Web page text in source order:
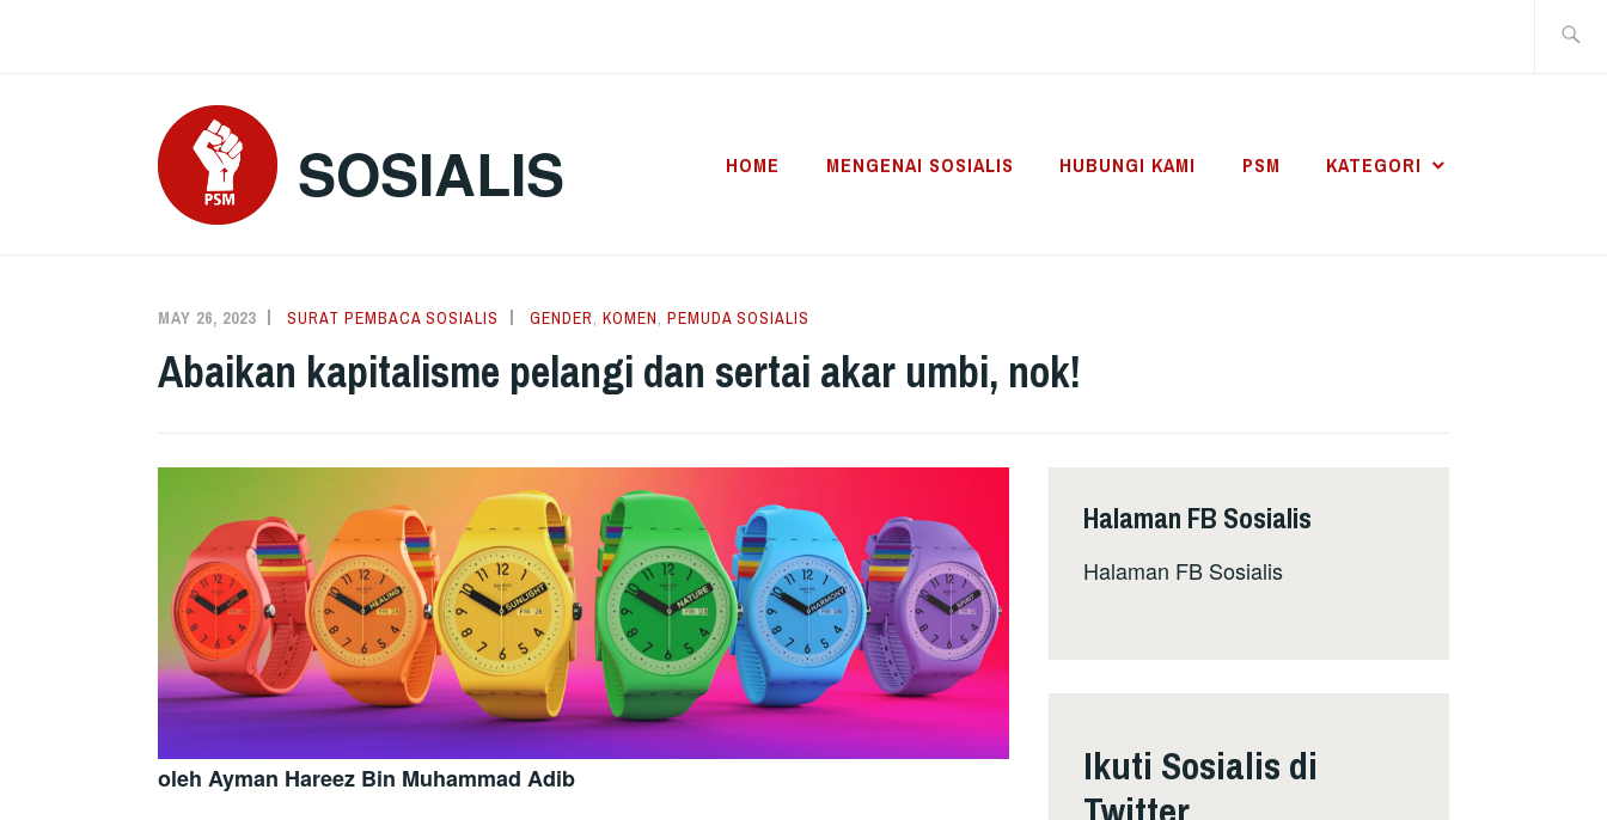
SOSIALIS HOME MENGENAI SOSIALIS HUBUNGI KAMI PSM KATEGORI
MAY 26, 2023 SURAT PEMBACA SOSIALIS GENDER KOMEN PEMUDA SOSIALIS
Abaikan kapitalisme pelangi dan sertai akar umbi, nok!
oleh Ayman Hareez Bin Muhammad Adib
Halaman FB Sosialis
Halaman FB Sosialis
Ikuti Sosialis di